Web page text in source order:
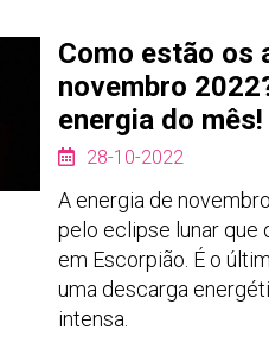
Como estão os
novembro
energia do mês!
28-10-2022
A energia de
pelo eclipse lunar que
em Escorpião. É o
uma descarga
intensa.